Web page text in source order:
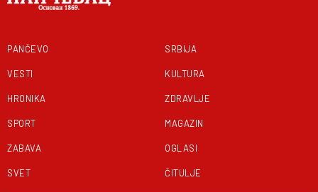
PANČEVO
VESTI
HRONIKA
SPORT
ZABAVA
SVET
SRBIJA
KULTURA
ZDRAVLJE
MAGAZIN
OGLASI
ČITULJE